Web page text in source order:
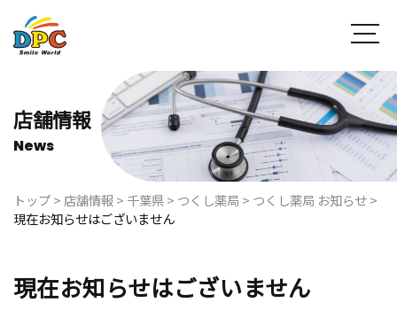
店舗情報
News
トップ> 店舗情報> 千葉県> つくし薬局 > つくし薬局 お知らせ>
現在お知らせはございません
現在お知らせはございません